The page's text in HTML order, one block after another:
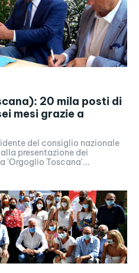
20 mila posti di
mesi grazie a
del consiglio nazionale
presentazione dei
'Orgoglio Toscana'...